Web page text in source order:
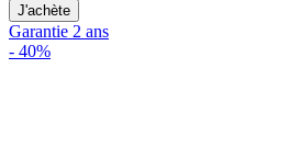
J'achète
Garantie 2 ans
- 40%